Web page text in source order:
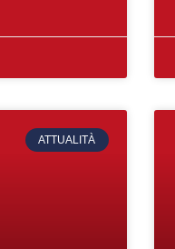
ATTUALITÀ